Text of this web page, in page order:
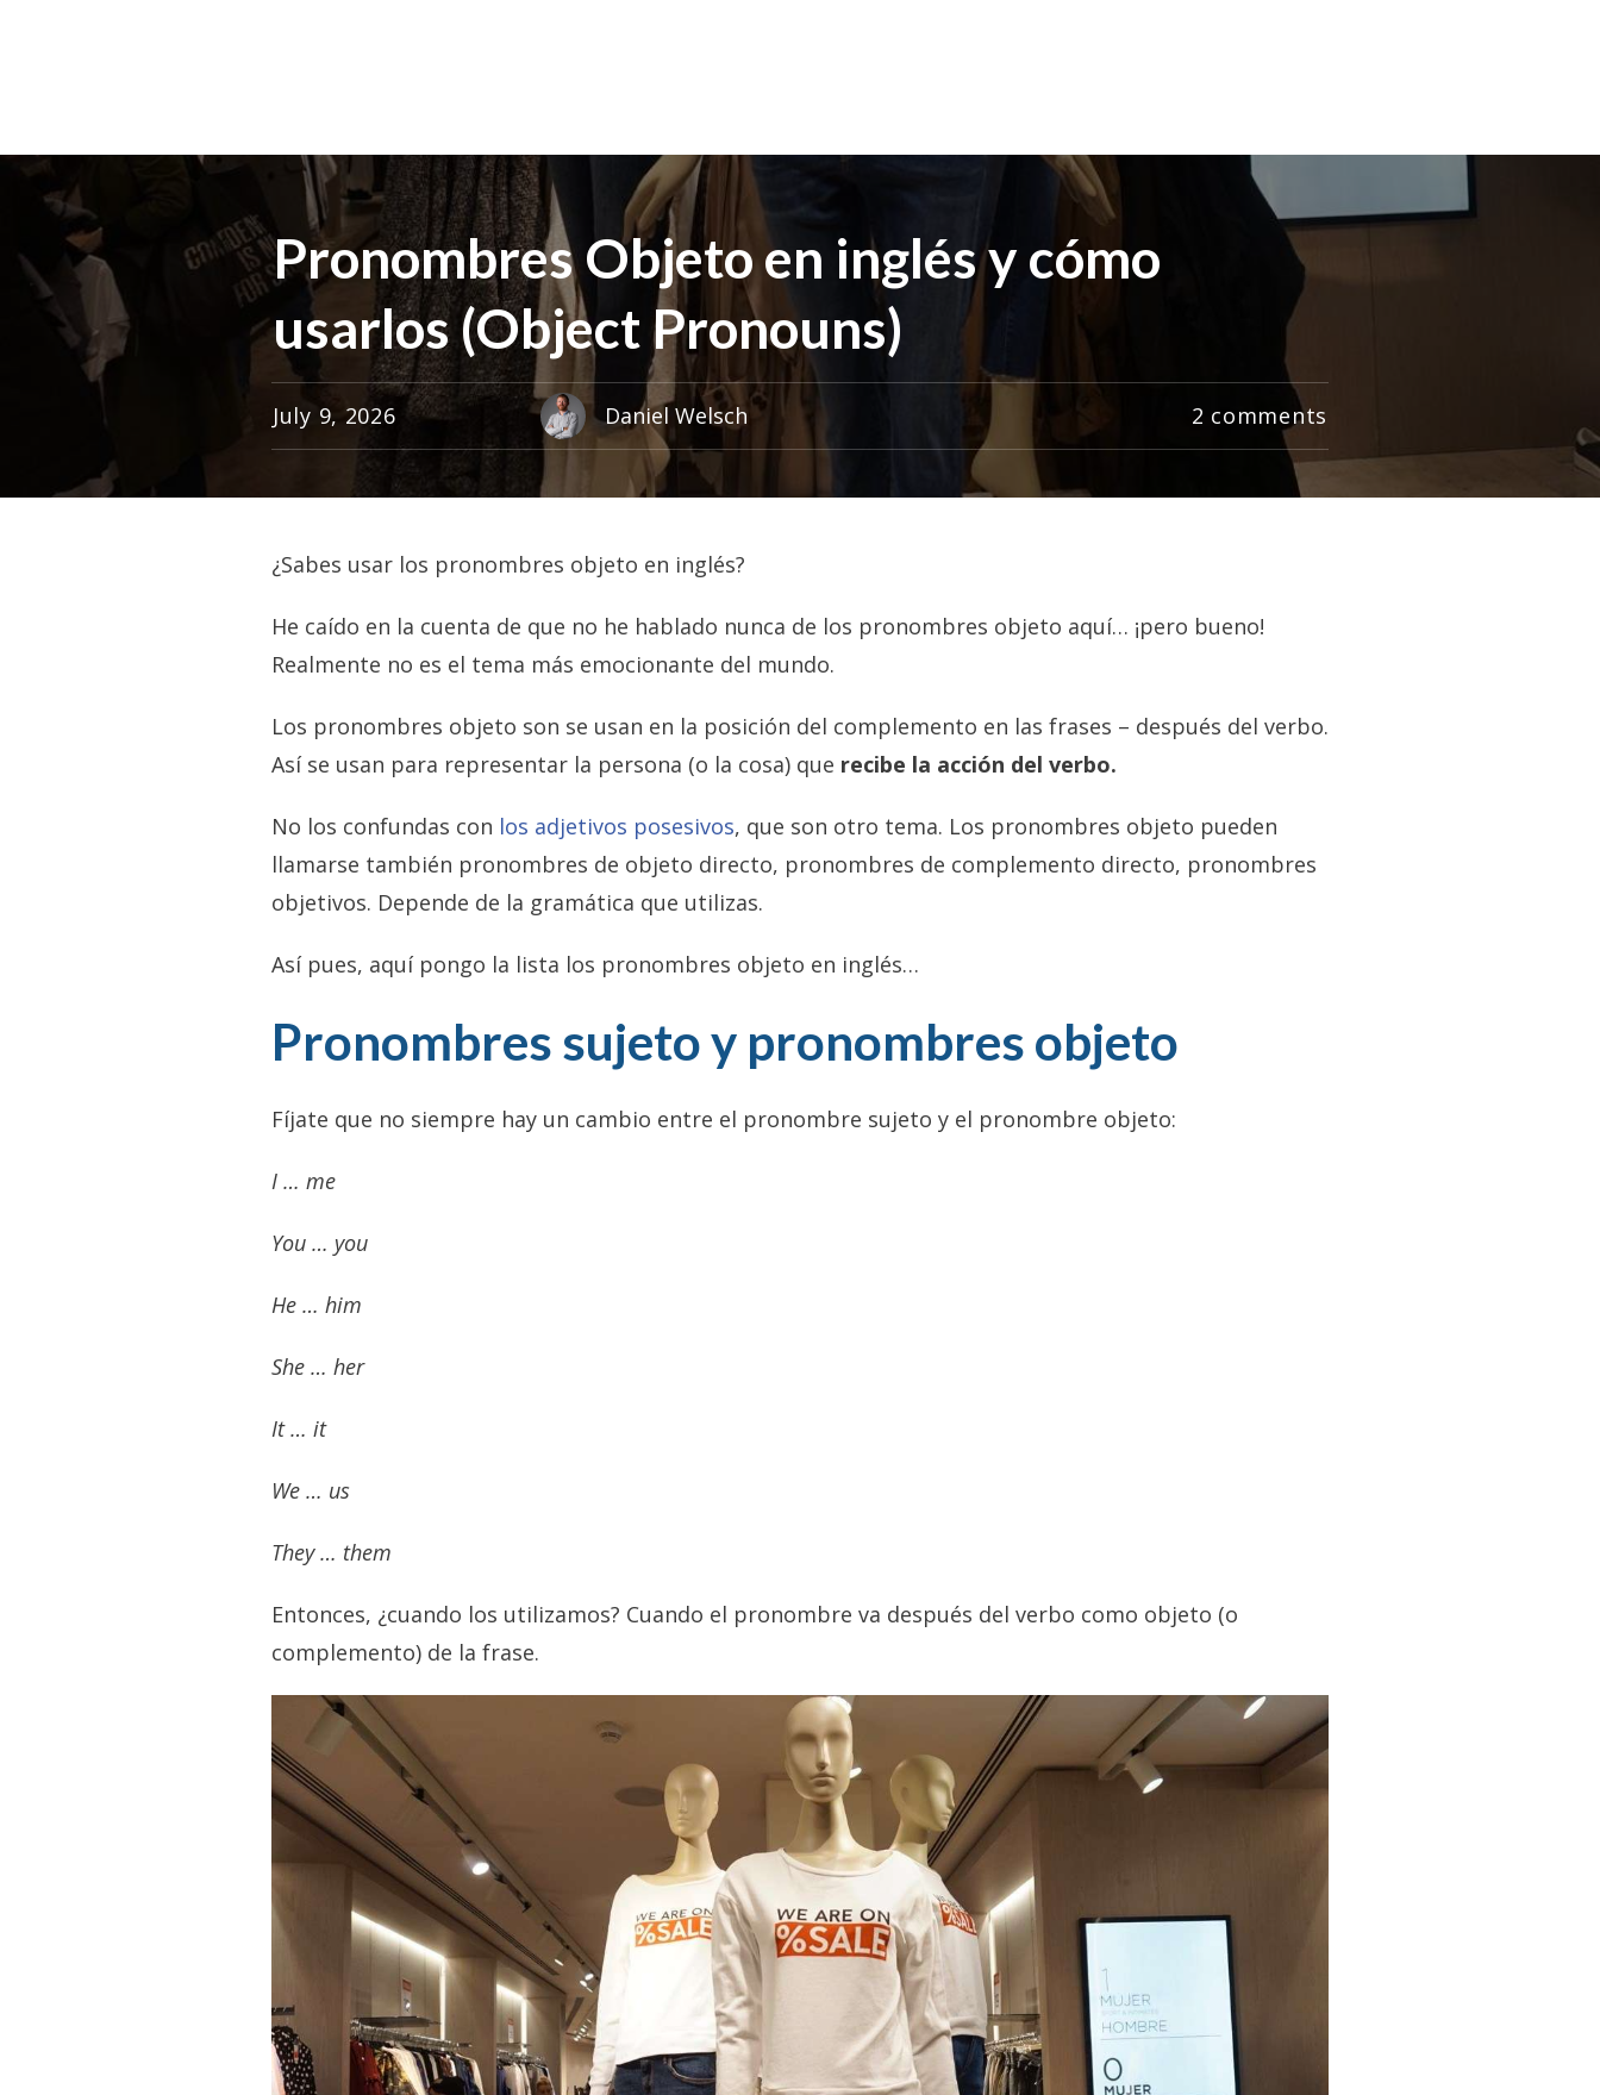
Pronombres Objeto en inglés y cómo
usarlos (Object Pronouns)
July 9, 2026 Daniel Welsch 2 comments
¿Sabes usar los pronombres objeto en inglés?
He caído en la cuenta de que no he hablado nunca de los pronombres objeto aquí… ¡pero bueno!
Realmente no es el tema más emocionante del mundo.
Los pronombres objeto son se usan en la posición del complemento en las frases – después del verbo.
Así se usan para representar la persona (o la cosa) que recibe la acción del verbo.
No los confundas con los adjetivos posesivos, que son otro tema. Los pronombres objeto pueden
llamarse también pronombres de objeto directo, pronombres de complemento directo, pronombres
objetivos. Depende de la gramática que utilizas.
Así pues, aquí pongo la lista los pronombres objeto en inglés…
Pronombres sujeto y pronombres objeto
Fíjate que no siempre hay un cambio entre el pronombre sujeto y el pronombre objeto:
I … me
You … you
He … him
She … her
It … it
We … us
They … them
Entonces, ¿cuando los utilizamos? Cuando el pronombre va después del verbo como objeto (o
complemento) de la frase.